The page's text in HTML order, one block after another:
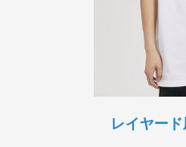
レイヤー